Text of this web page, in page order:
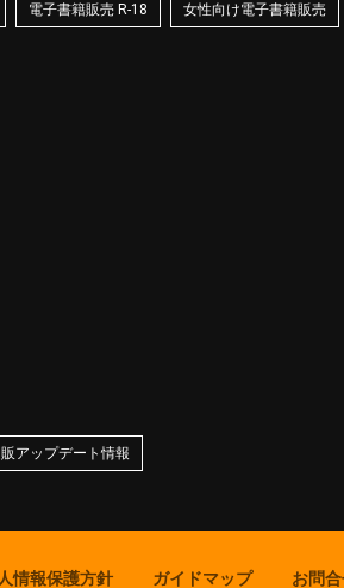
電子書籍販売 R-18 女性向け電子書籍販売
アップデート情報
情報保護方針 ガイドマップ お問